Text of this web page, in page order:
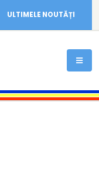
ULTIMELE NOUTĂȚI